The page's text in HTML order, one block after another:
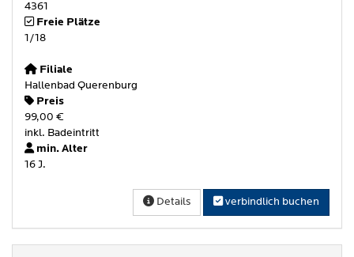
4361
Freie Plätze
1/18
Filiale
Hallenbad Querenburg
Preis
99,00 €
inkl. Badeintritt
min. Alter
16 J.
Details verbindlich buchen